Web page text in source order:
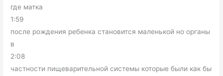
где матка
1:59
после рождения ребенка становится маленькой но органы
в
2:08
частности пищеварительной системы которые были как бы